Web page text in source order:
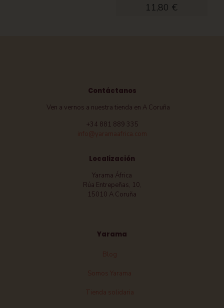
11,80 €
Contáctanos
Ven a vernos a nuestra tienda en A Coruña
+34 881 889 335
Localización
Yarama África
Rúa Entrepeñas, 10,
15010 A Coruña
Yarama